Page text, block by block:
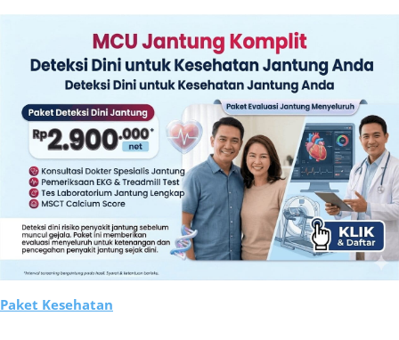
Paket Kesehatan